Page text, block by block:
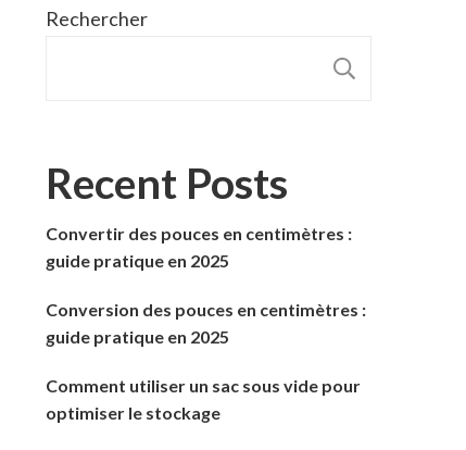
Rechercher
Recent Posts
Convertir des pouces en centimètres :
guide pratique en 2025
Conversion des pouces en centimètres :
guide pratique en 2025
Comment utiliser un sac sous vide pour
optimiser le stockage